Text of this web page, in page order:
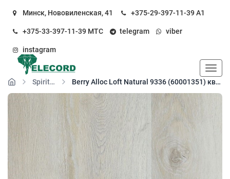
Минск, Нововиленская, 41 +375-29-397-11-39А1
+375-33-397-11-39 МТС telegram viber
instagram
Spirit Home клей
Berry Alloc Loft Natural 9336 (60001351) кварц-виниловый пол клеевой (SPC floor)